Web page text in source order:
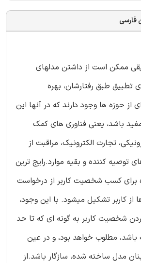
فارسی
ممکن است از داشتن مدلهای
تطبیق طبق رفتارشان، بهره
از حوزه ها وجود دارند که در آنها این
باشد، یعنی فناوری های کمک
تجارت الکترونیک، مراقبت از
توصیه کننده و بقیه موارد.رایج ترین
برای کسب شخصیت کاربر از درخواست
از کاربر تشکیل میشود. با این وجود،
شخصیت کاربر به گونه ای که تا حد
مطلوب خواهد بود، و در عین
مدل ساخته شده، سازگار باشد.از